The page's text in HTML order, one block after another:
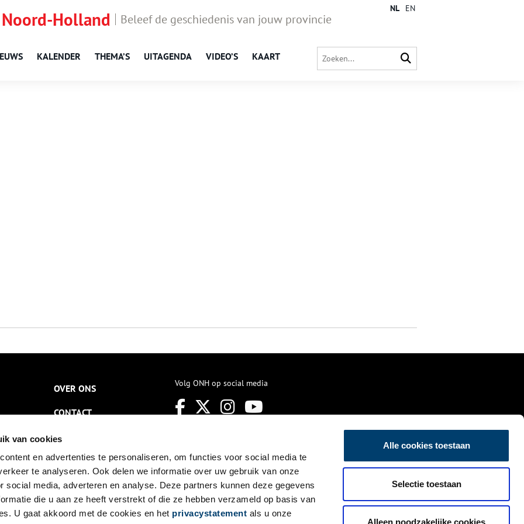
van cookies
en advertenties te personaliseren, om functies voor social media te
te analyseren. Ook delen we informatie over uw gebruik van onze
social media, adverteren en analyse. Deze partners kunnen deze gegevens
die u aan ze heeft verstrekt of die ze hebben verzameld op basis van
U gaat akkoord met de cookies en het privacystatement als u onze
Alle cookies toestaan
Selectie toestaan
Alleen noodzakelijke cookies
Holland Beleef de geschiedenis van jouw provincie
KALENDER THEMA’S UITAGENDA VIDEO’S KAART
NL EN
OVER ONS
CONTACT
NIEUWSBRIEF
DISCLAIMER
PRIVACY
TOEGANKELIJKHEID
Volg ONH op social media